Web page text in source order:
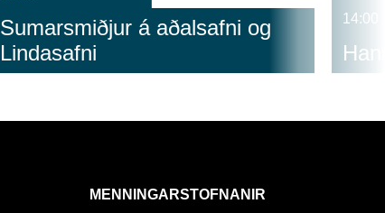
Sumarsmiðjur á aðalsafni og
Lindasafni
14:00
MENNINGARSTOFNANIR